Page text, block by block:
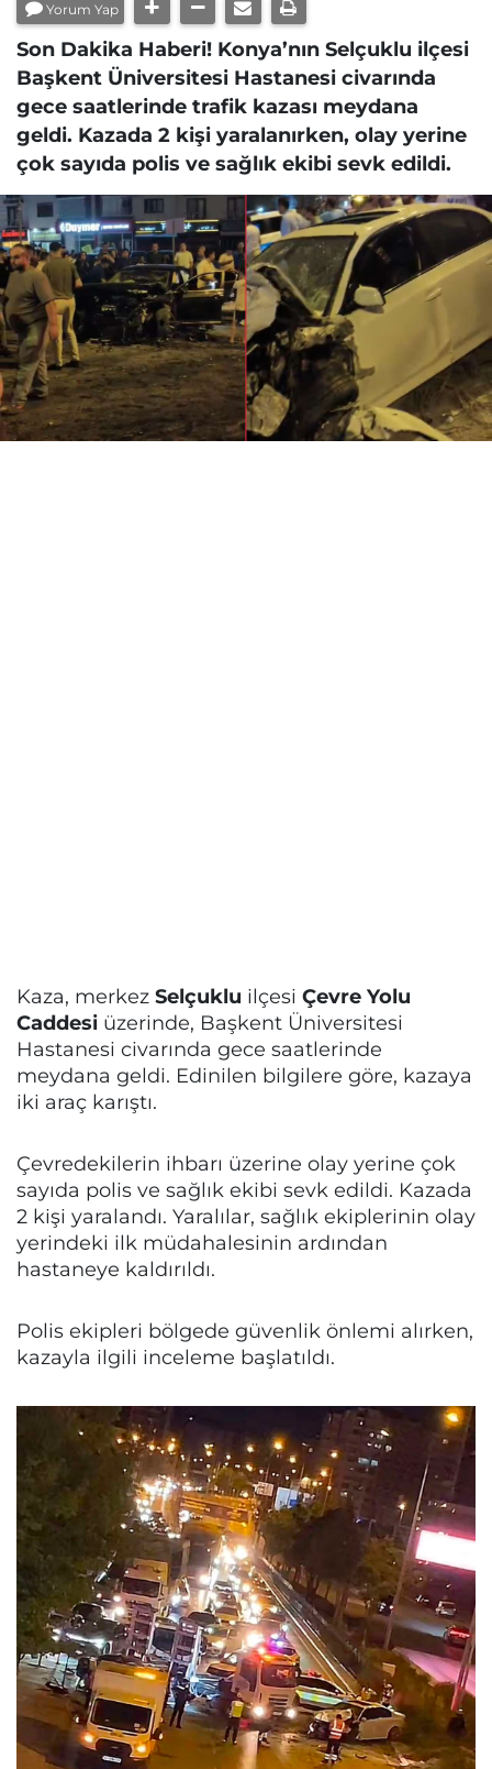
Yorum Yap
Son Dakika Haberi! Konya’nın Selçuklu ilçesi
Başkent Üniversitesi Hastanesi civarında
gece saatlerinde trafik kazası meydana
geldi. Kazada 2 kişi yaralanırken, olay yerine
çok sayıda polis ve sağlık ekibi sevk edildi.
Kaza, merkez Selçuklu ilçesi Çevre Yolu
Caddesi üzerinde, Başkent Üniversitesi
Hastanesi civarında gece saatlerinde
meydana geldi. Edinilen bilgilere göre, kazaya
iki araç karıştı.
Çevredekilerin ihbarı üzerine olay yerine çok
sayıda polis ve sağlık ekibi sevk edildi. Kazada
2 kişi yaralandı. Yaralılar, sağlık ekiplerinin olay
yerindeki ilk müdahalesinin ardından
hastaneye kaldırıldı.
Polis ekipleri bölgede güvenlik önlemi alırken,
kazayla ilgili inceleme başlatıldı.